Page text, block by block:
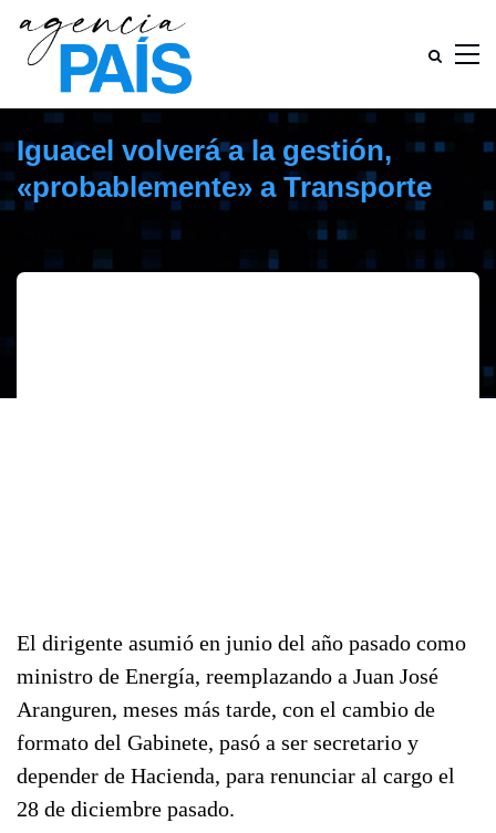
Iguacel volverá a la gestión,
«probablemente» a Transporte
El dirigente asumió en junio del año pasado como
ministro de Energía, reemplazando a Juan José
Aranguren, meses más tarde, con el cambio de
formato del Gabinete, pasó a ser secretario y
depender de Hacienda, para renunciar al cargo el
28 de diciembre pasado.